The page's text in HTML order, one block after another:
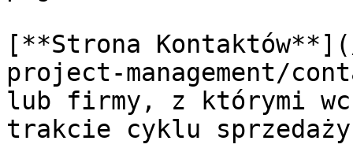
[**Strona
project-management/
lub firmy, z którymi
trakcie cyklu